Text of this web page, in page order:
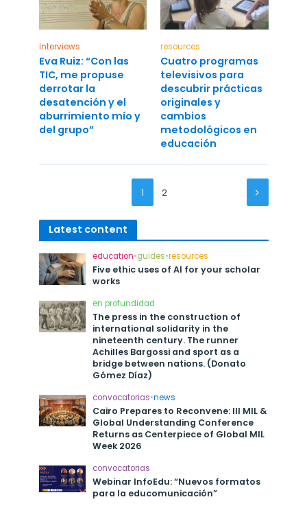
interviews
Eva Ruiz: “Con las
TIC, me propuse
derrotar la
desatención y el
aburrimiento mío y
del grupo”
resources
Cuatro programas
televisivos para
descubrir prácticas
originales y
cambios
metodológicos en
educación
1 2
Latest content
education•guides•resources
Five ethic uses of AI for your scholar
works
en profundidad
The press in the construction of
international solidarity in the
nineteenth century. The runner
Achilles Bargossi and sport as a
bridge between nations. (Donato
Gómez Díaz)
convocatorias•news
Cairo Prepares to Reconvene: III MIL &
Global Understanding Conference
Returns as Centerpiece of Global MIL
Week 2026
convocatorias
Webinar InfoEdu: “Nuevos formatos
para la educomunicación”